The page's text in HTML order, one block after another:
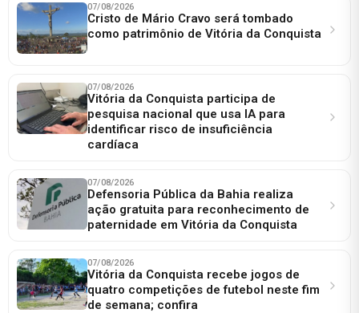
07/08/2026
Cristo de Mário Cravo será tombado
como patrimônio de Vitória da Conquista
07/08/2026
Vitória da Conquista participa de
pesquisa nacional que usa IA para
identificar risco de insuficiência
cardíaca
07/08/2026
Defensoria Pública da Bahia realiza
ação gratuita para reconhecimento de
paternidade em Vitória da Conquista
07/08/2026
Vitória da Conquista recebe jogos de
quatro competições de futebol neste fim
de semana; confira